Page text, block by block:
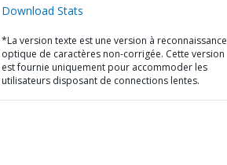
Download Stats
*La version texte est une version à reconnaissance
optique de caractères non-corrigée. Cette version
est fournie uniquement pour accommoder les
utilisateurs disposant de connections lentes.